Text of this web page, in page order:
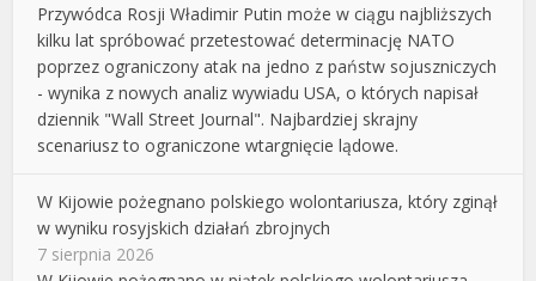
Przywódca Rosji Władimir Putin może w ciągu najbliższych
kilku lat spróbować przetestować determinację NATO
poprzez ograniczony atak na jedno z państw sojuszniczych
- wynika z nowych analiz wywiadu USA, o których napisał
dziennik "Wall Street Journal". Najbardziej skrajny
scenariusz to ograniczone wtargnięcie lądowe.
W Kijowie pożegnano polskiego wolontariusza, który zginął
w wyniku rosyjskich działań zbrojnych
7 sierpnia 2026